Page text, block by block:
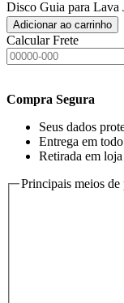
Disco Guia para Lava
Adicionar ao carrinho
Calcular Frete
Compra Segura
Seus dados
Entrega em
Retirada em
Principais meios de